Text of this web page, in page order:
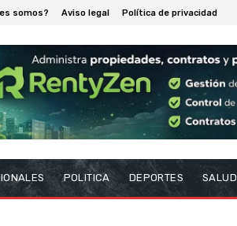
somos? Aviso legal Política de privacidad
POLITICA DEPORTES SALUD